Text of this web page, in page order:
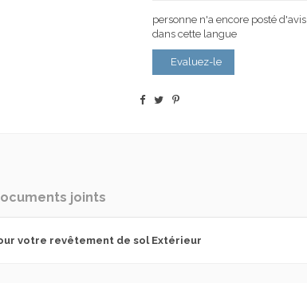
personne n'a encore posté d'avis
dans cette langue
Evaluez-le
joints
votre revêtement de sol Extérieur